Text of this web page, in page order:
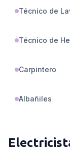
Técnico de
Técnico de
Carpintero
Albañiles